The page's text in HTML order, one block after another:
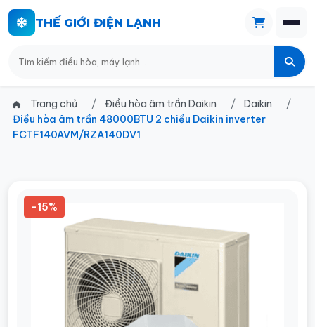
THẾ GIỚI ĐIỆN LẠNH
Trang chủ Điều hòa âm trần Daikin
Daikin
Điều hòa âm trần 48000BTU 2 chiều Daikin inverter
FCTF140AVM/RZA140DV1
-15%